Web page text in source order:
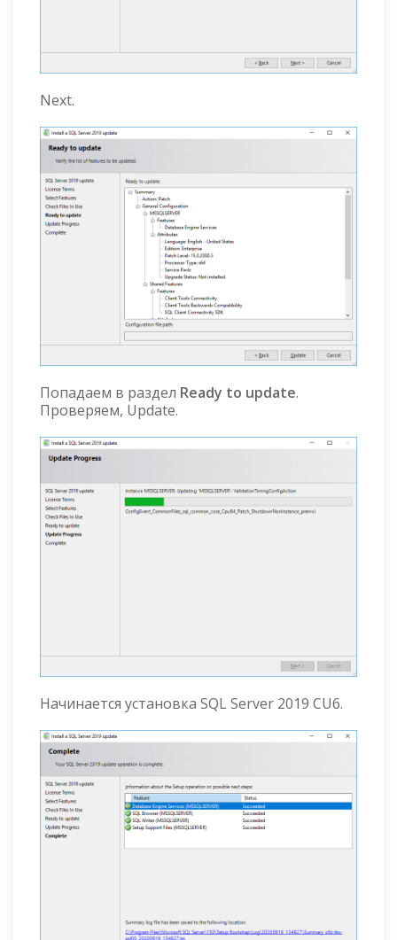
Next.
Попадаем в раздел Ready to update.
Проверяем, Update.
Начинается установка SQL Server 2019 CU6.